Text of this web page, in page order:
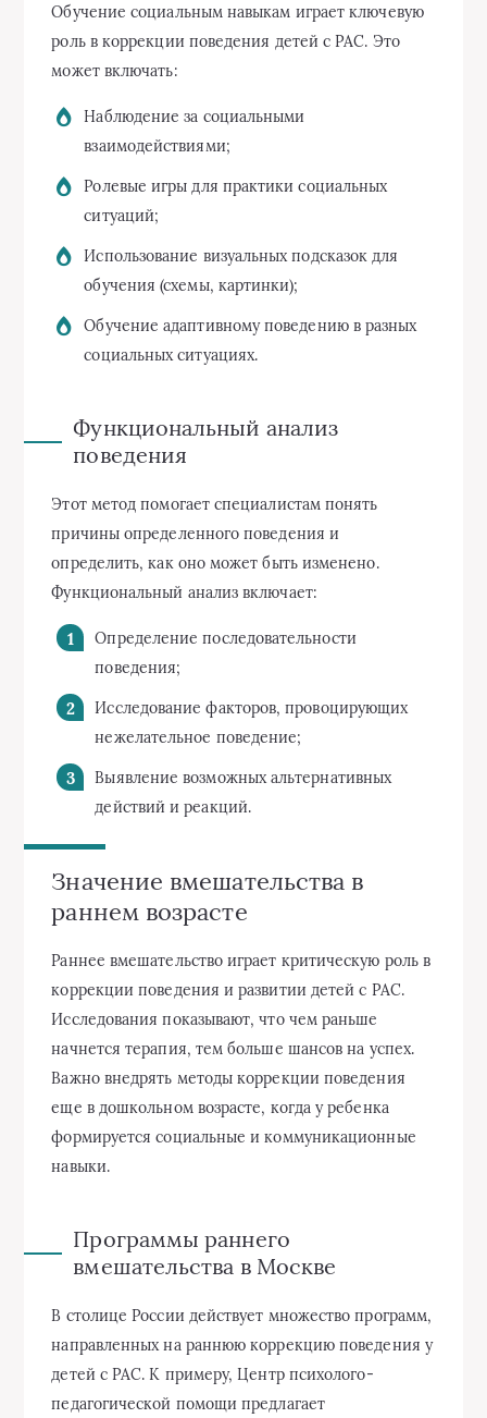
Обучение социальным навыкам играет ключевую
роль в коррекции поведения детей с РАС. Это
может включать:
Наблюдение за социальными
взаимодействиями;
Ролевые игры для практики социальных
ситуаций;
Использование визуальных подсказок для
обучения (схемы, картинки);
Обучение адаптивному поведению в разных
социальных ситуациях.
Функциональный анализ
поведения
Этот метод помогает специалистам понять
причины определенного поведения и
определить, как оно может быть изменено.
Функциональный анализ включает:
Определение последовательности
поведения;
Исследование факторов, провоцирующих
нежелательное поведение;
Выявление возможных альтернативных
действий и реакций.
Значение вмешательства в
раннем возрасте
Раннее вмешательство играет критическую роль в
коррекции поведения и развитии детей с РАС.
Исследования показывают, что чем раньше
начнется терапия, тем больше шансов на успех.
Важно внедрять методы коррекции поведения
еще в дошкольном возрасте, когда у ребенка
формируется социальные и коммуникационные
навыки.
Программы раннего
вмешательства в Москве
В столице России действует множество программ,
направленных на раннюю коррекцию поведения у
детей с РАС. К примеру, Центр психолого-
педагогической помощи предлагает